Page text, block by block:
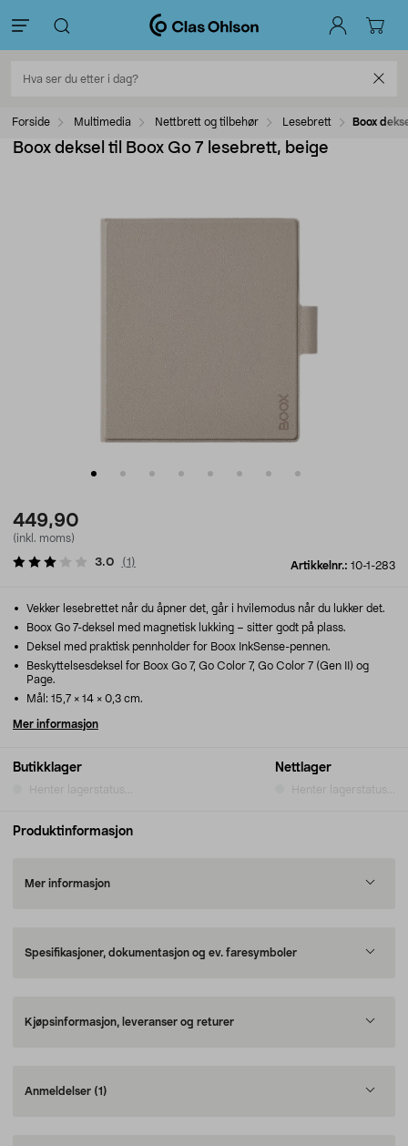
Forside Multimedia Nettbrett og tilbehør Lesebrett Boox
Boox deksel til Boox Go 7 lesebrett, beige
449,90
(inkl. moms)
Artikkelnr.: 10-1-283
3.0 (1 )
Butikklager
Henter lagerstatus...
Nettlager
Henter lagerstatus...
Vekker lesebrettet når du åpner det, går i hvilemodus når du lukker det.
Boox Go 7-deksel med magnetisk lukking – sitter godt på plass.
Deksel med praktisk pennholder for Boox InkSense-pennen.
Beskyttelsesdeksel for Boox Go 7, Go Color 7, Go Color 7 (Gen II) og
Page.
Mål: 15,7 × 14 × 0,3 cm.
Mer informasjon
Produktinformasjon
Mer informasjon
Spesifikasjoner, dokumentasjon og ev. faresymboler
Kjøpsinformasjon, leveranser og returer
Anmeldelser (1)